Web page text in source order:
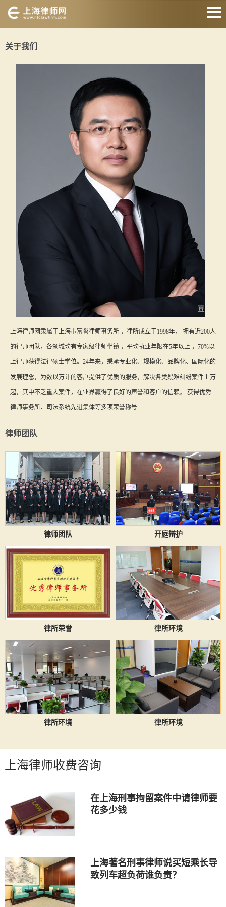
房产纠纷
债权债务
合同纠纷
征地拆迁
关于我们
关于我们
上海律师网隶属于上海市富誉律师事务所 ，律所成立于1998年， 拥有近200人
的律师团队，各领域均有专家级律师坐镇 ，平均执业年限在5年以上 ，70%以
上律师获得法律硕士学位。24年来，秉承专业化、规模化、品牌化、国际化的
发展理念，为数以万计的客户提供了优质的服务，解决各类疑难纠纷案件上万
起，其中不乏重大案件，在业界赢得了良好的声誉和客户的信赖。 获得优秀
律师事务所、司法系统先进集体等多项荣誉称号...
律师团队
律师团队 开庭辩护
律所荣誉 律所环境
律所环境 律所环境
上海律师收费咨询
在上海刑事拘留案件中请律师要
花多少钱
上海著名刑事律师说买短乘长导
致列车超负荷谁负责？